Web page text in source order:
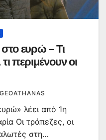
ευρώ – Τι
περιμένουν οι
GEOATHANAS
λέει από 1η
Οι τράπεζες, οι
στη…